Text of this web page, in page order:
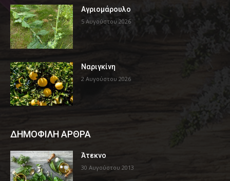
Αγριομάρουλο
5 Αυγούστου 2026
Ναριγκίνη
2 Αυγούστου 2026
ΔΗΜΟΦΙΛΗ ΑΡΘΡΑ
Άτεκνο
30 Αυγούστου 2013